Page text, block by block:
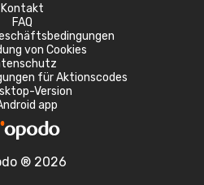
Kontakt
FAQ
von Cookies
für Aktionscodes
Version
app
® 2026